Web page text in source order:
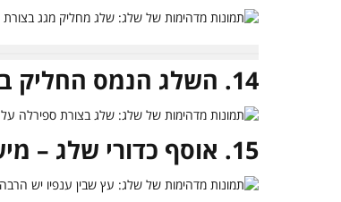
14. השלג הנמס החליק במורד הכבלים בצורת ספירלה מפתיעה
15. אוסף כדורי שלג – מישהו מוכן למלחמה!